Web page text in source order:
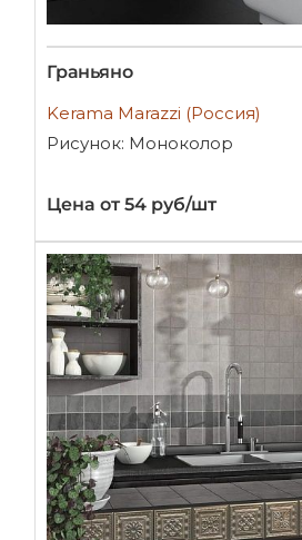
Граньяно
Kerama Marazzi (Россия)
Рисунок: Моноколор
Цена от 54 руб/шт